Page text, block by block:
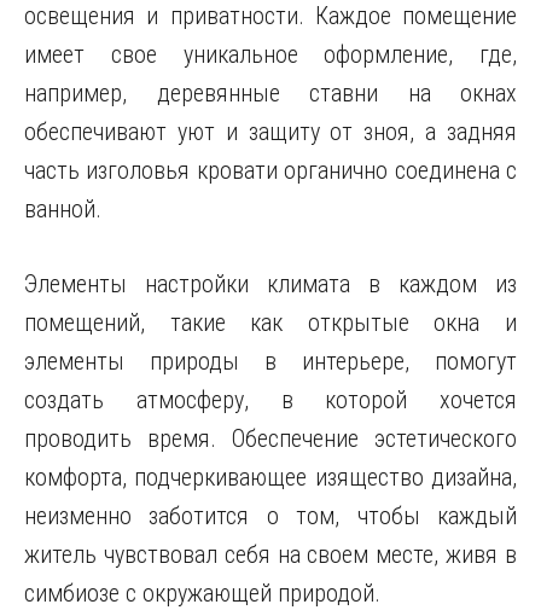
освещения и приватности. Каждое помещение
имеет свое уникальное оформление, где,
например, деревянные ставни на окнах
обеспечивают уют и защиту от зноя, а задняя
часть изголовья кровати органично соединена с
ванной.
Элементы настройки климата в каждом из
помещений, такие как открытые окна и
элементы природы в интерьере, помогут
создать атмосферу, в которой хочется
проводить время. Обеспечение эстетического
комфорта, подчеркивающее изящество дизайна,
неизменно заботится о том, чтобы каждый
житель чувствовал себя на своем месте, живя в
симбиозе с окружающей природой.